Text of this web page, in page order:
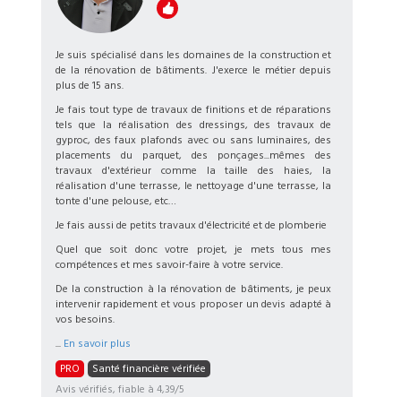
Je suis spécialisé dans les domaines de la construction et
de la rénovation de bâtiments. J'exerce le métier depuis
plus de 15 ans.
Je fais tout type de travaux de finitions et de réparations
tels que la réalisation des dressings, des travaux de
gyproc, des faux plafonds avec ou sans luminaires, des
placements du parquet, des ponçages...mêmes des
travaux d'extérieur comme la taille des haies, la
réalisation d'une terrasse, le nettoyage d'une terrasse, la
tonte d'une pelouse, etc…
Je fais aussi de petits travaux d'électricité et de plomberie
Quel que soit donc votre projet, je mets tous mes
compétences et mes savoir-faire à votre service.
De la construction à la rénovation de bâtiments, je peux
intervenir rapidement et vous proposer un devis adapté à
vos besoins.
... En savoir plus
PRO
Santé financière vérifiée
Avis vérifiés, fiable à 4,39/5